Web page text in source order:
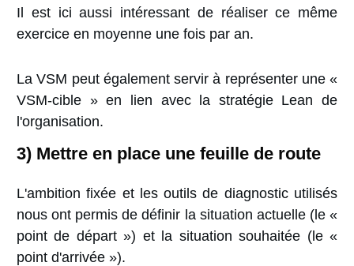
Il est ici aussi intéressant de réaliser ce même
exercice en moyenne une fois par an.
La VSM peut également servir à représenter une «
VSM-cible » en lien avec la stratégie Lean de
l'organisation.
3) Mettre en place une feuille de route
L'ambition fixée et les outils de diagnostic utilisés
nous ont permis de définir la situation actuelle (le «
point de départ ») et la situation souhaitée (le «
point d'arrivée »).